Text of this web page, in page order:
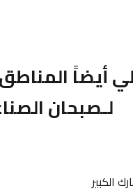
أيضاً
لـصبحان
الكبير